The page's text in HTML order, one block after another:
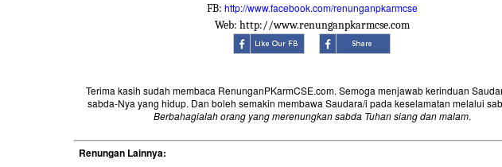
FB: http://www.facebook.com/renunganpkarmcse
Web: http://www.renunganpkarmcse.com
Terima kasih sudah membaca RenunganPKarmCSE.com. Semoga menjawab kerinduan
sabda-Nya yang hidup. Dan boleh semakin membawa Saudara/i pada keselamatan melalui
Berbahagialah orang yang merenungkan sabda Tuhan siang dan malam.
Renungan Lainnya: